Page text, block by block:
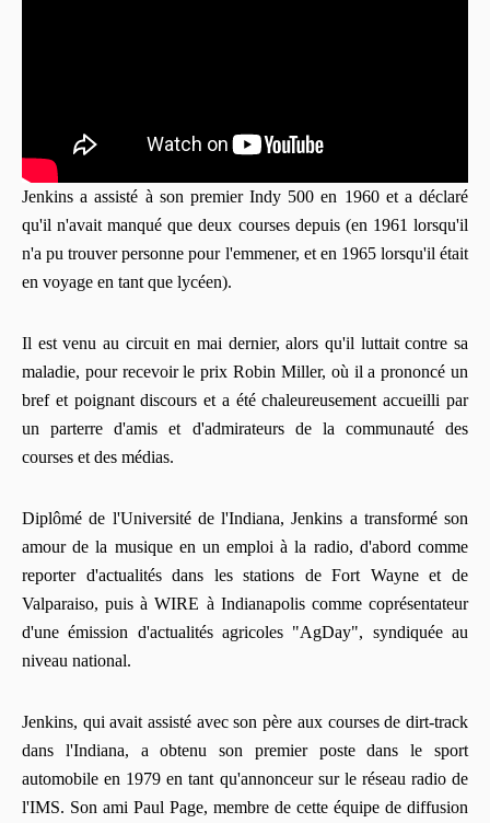
Jenkins a assisté à son premier Indy 500 en 1960 et a déclaré
qu'il n'avait manqué que deux courses depuis (en 1961 lorsqu'il
n'a pu trouver personne pour l'emmener, et en 1965 lorsqu'il était
en voyage en tant que lycéen).
Il est venu au circuit en mai dernier, alors qu'il luttait contre sa
maladie, pour recevoir le prix Robin Miller, où il a prononcé un
bref et poignant discours et a été chaleureusement accueilli par
un parterre d'amis et d'admirateurs de la communauté des
courses et des médias.
Diplômé de l'Université de l'Indiana, Jenkins a transformé son
amour de la musique en un emploi à la radio, d'abord comme
reporter d'actualités dans les stations de Fort Wayne et de
Valparaiso, puis à WIRE à Indianapolis comme coprésentateur
d'une émission d'actualités agricoles "AgDay", syndiquée au
niveau national.
Jenkins, qui avait assisté avec son père aux courses de dirt-track
dans l'Indiana, a obtenu son premier poste dans le sport
automobile en 1979 en tant qu'annonceur sur le réseau radio de
l'IMS. Son ami Paul Page, membre de cette équipe de diffusion